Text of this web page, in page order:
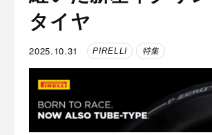
タイヤ
2025.10.31 PIRELLI 特集